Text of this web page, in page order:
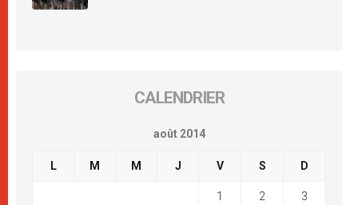
CALENDRIER
août 2014
L M M J V S D
1 2 3